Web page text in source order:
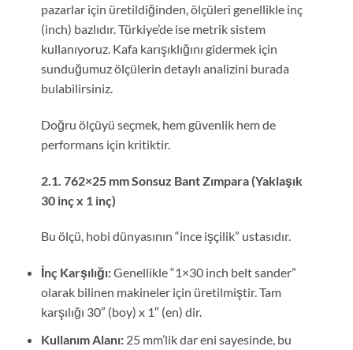
pazarlar için üretildiğinden, ölçüleri genellikle inç
(inch) bazlıdır. Türkiye’de ise metrik sistem
kullanıyoruz. Kafa karışıklığını gidermek için
sunduğumuz ölçülerin detaylı analizini burada
bulabilirsiniz.
Doğru ölçüyü seçmek, hem güvenlik hem de
performans için kritiktir.
2.1. 762×25 mm Sonsuz Bant Zımpara (Yaklaşık
30 inç x 1 inç)
Bu ölçü, hobi dünyasının “ince işçilik” ustasıdır.
İnç Karşılığı:Genellikle “1×30 inch belt sander”
olarak bilinen makineler için üretilmiştir. Tam
karşılığı 30″ (boy) x 1″ (en) dir.
Kullanım Alanı:25 mm’lik dar eni sayesinde, bu